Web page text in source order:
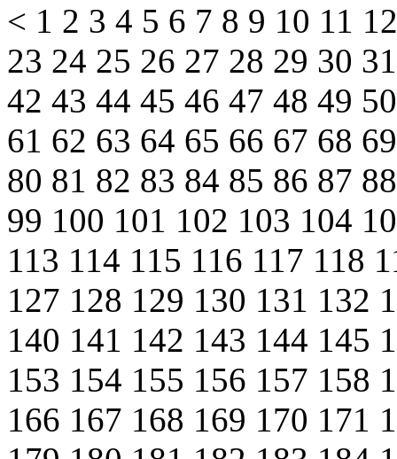
< 1 2 3 4 5 6 7 8 9 10 11
23 24 25 26 27 28 29 30
42 43 44 45 46 47 48 49
61 62 63 64 65 66 67 68
80 81 82 83 84 85 86 87
99 100 101 102 103 104
113 114 115 116 117 118
127 128 129 130 131 132
140 141 142 143 144 145
153 154 155 156 157 158
166 167 168 169 170 171